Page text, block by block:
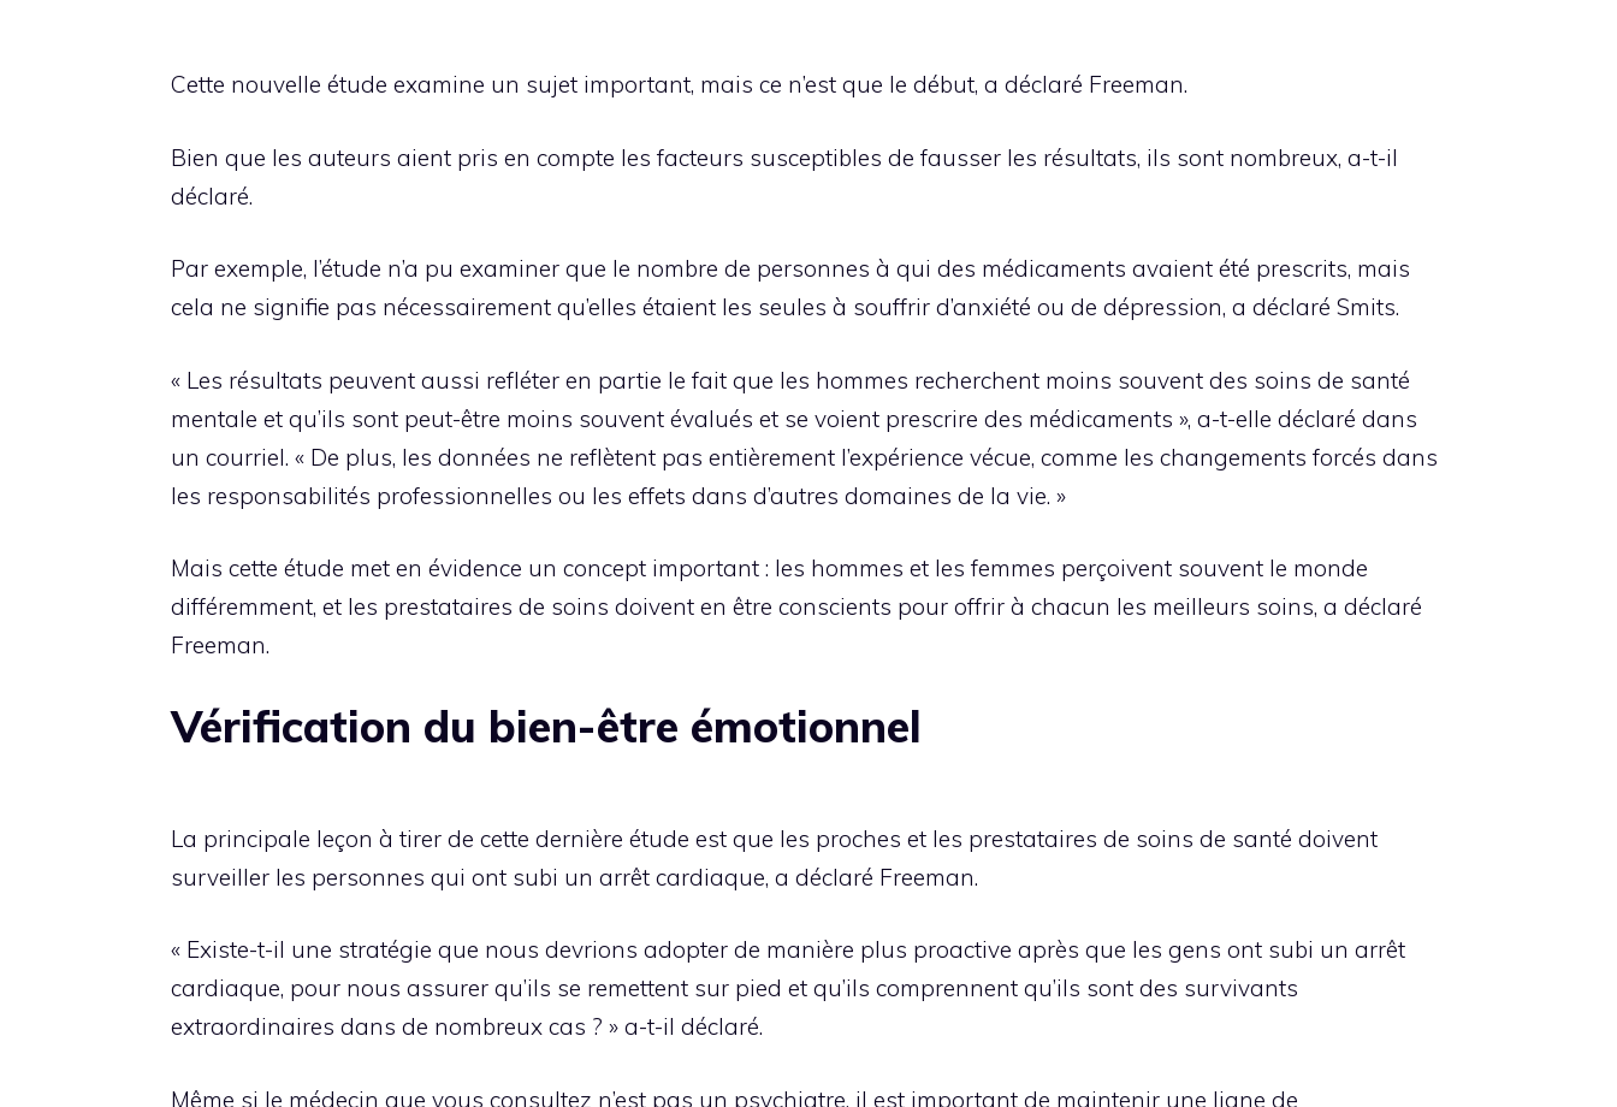
Cette nouvelle étude examine un sujet important, mais ce n’est que le début, a déclaré Freeman.
Bien que les auteurs aient pris en compte les facteurs susceptibles de fausser les résultats, ils sont nombreux, a-t-il
déclaré.
Par exemple, l’étude n’a pu examiner que le nombre de personnes à qui des médicaments avaient été prescrits, mais
cela ne signifie pas nécessairement qu’elles étaient les seules à souffrir d’anxiété ou de dépression, a déclaré Smits.
« Les résultats peuvent aussi refléter en partie le fait que les hommes recherchent moins souvent des soins de santé
mentale et qu’ils sont peut-être moins souvent évalués et se voient prescrire des médicaments », a-t-elle déclaré dans
un courriel. « De plus, les données ne reflètent pas entièrement l’expérience vécue, comme les changements forcés dans
les responsabilités professionnelles ou les effets dans d’autres domaines de la vie. »
Mais cette étude met en évidence un concept important : les hommes et les femmes perçoivent souvent le monde
différemment, et les prestataires de soins doivent en être conscients pour offrir à chacun les meilleurs soins, a déclaré
Freeman.
Vérification du bien-être émotionnel
La principale leçon à tirer de cette dernière étude est que les proches et les prestataires de soins de santé doivent
surveiller les personnes qui ont subi un arrêt cardiaque, a déclaré Freeman.
« Existe-t-il une stratégie que nous devrions adopter de manière plus proactive après que les gens ont subi un arrêt
cardiaque, pour nous assurer qu’ils se remettent sur pied et qu’ils comprennent qu’ils sont des survivants
extraordinaires dans de nombreux cas ? » a-t-il déclaré.
Même si le médecin que vous consultez n’est pas un psychiatre, il est important de maintenir une ligne de